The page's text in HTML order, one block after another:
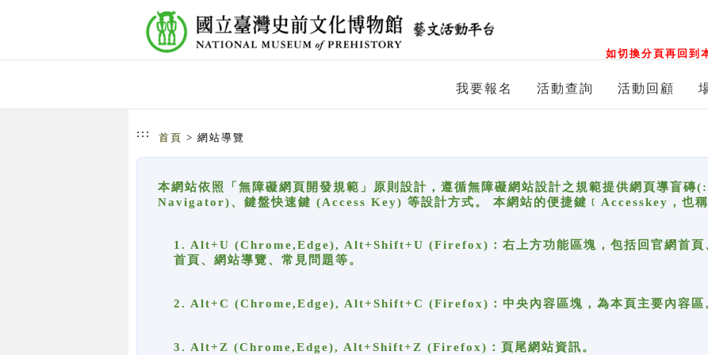
如切換分頁再回到
我要報名 活動查詢 活動回顧
::: 首頁 > 網站導覽
本網站依照「無障礙網頁開發規範」原則設計，遵循無障礙網站設計之規範提供網頁導盲
Navigator)、鍵盤快速鍵 (Access Key) 等設計方式。 本網站的便捷鍵﹝Accesskey，也稱
1. Alt+U (Chrome,Edge), Alt+Shift+U (Firefox)：右上方功能區塊，包括回官網首頁
首頁、網站導覽、常見問題等。
2. Alt+C (Chrome,Edge), Alt+Shift+C (Firefox)：中央內容區塊，為本頁主要內容區
3. Alt+Z (Chrome,Edge), Alt+Shift+Z (Firefox)：頁尾網站資訊。